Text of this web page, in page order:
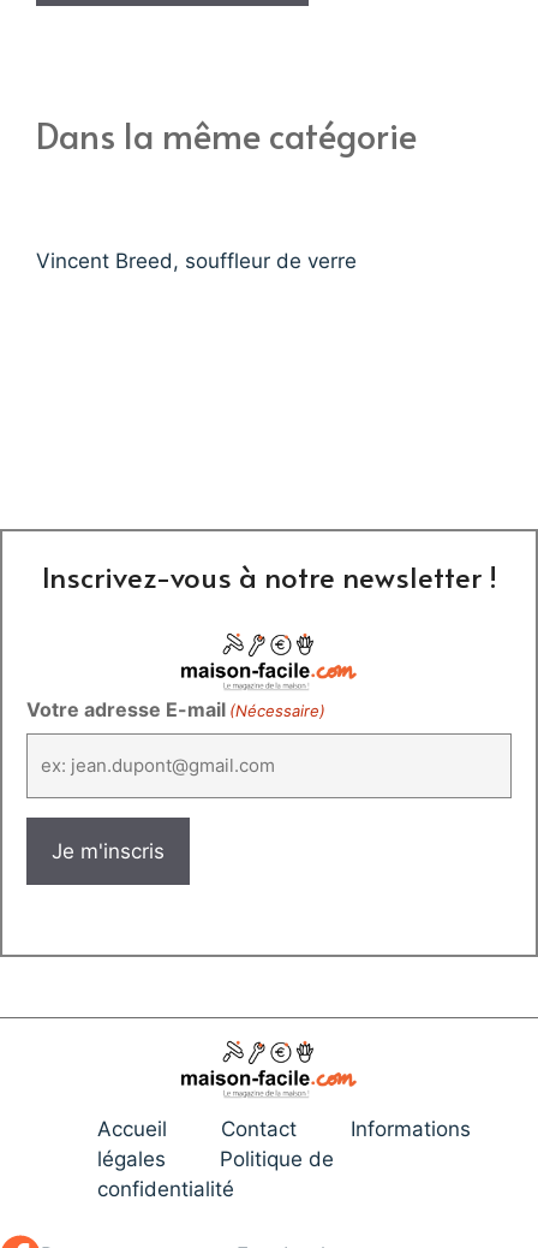
Dans la même catégorie
Vincent Breed, souffleur de verre
Inscrivez-vous à notre newsletter !
Votre adresse E-mail (Nécessaire)
Accueil Contact
Informations
légales
Politique de
confidentialité